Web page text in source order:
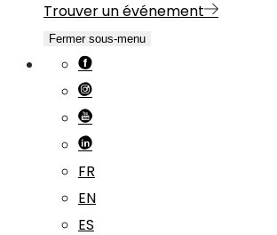
Trouver un événement
Fermer sous-menu
FR
EN
ES